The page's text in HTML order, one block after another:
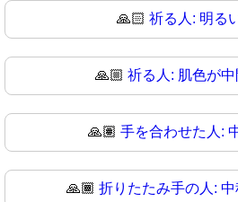
🙏🏻 祈る人: 明る
🙏🏼 祈る人: 肌色が中
🙏🏽 手を合わせた人:
🙏🏾 折りたたみ手の人: